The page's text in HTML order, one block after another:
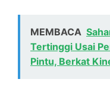
MEMBACA
Tertinggi Usai
Pintu, Berkat